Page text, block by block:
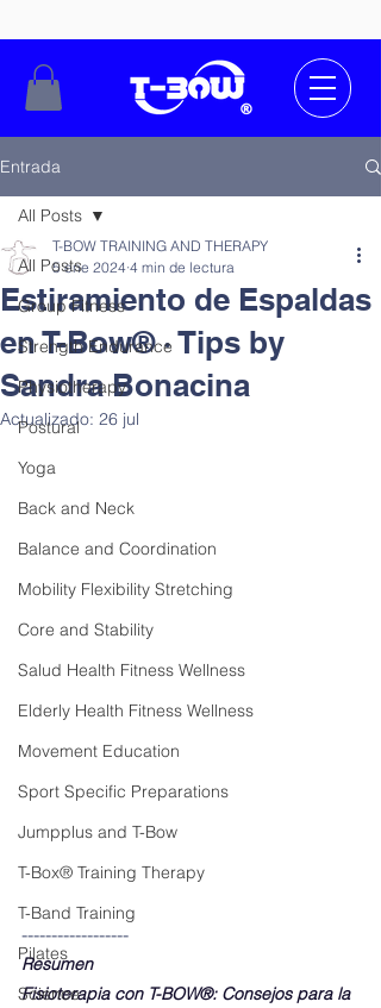
Entrada
All Posts
Group Fitness
Strength Endurance
Physiotherapy
Postural
Yoga
Back and Neck
Balance and Coordination
Mobility Flexibility Stretching
Core and Stability
Salud Health Fitness Wellness
Elderly Health Fitness Wellness
Movement Education
Sport Specific Preparations
Jumpplus and T-Bow
T-Box® Training Therapy
T-Band Training
Pilates
Science
All Posts
Estiramiento de Espaldas
en T-Bow® · Tips by
Sandra Bonacina
T-BOW TRAINING AND THERAPY
5 ene 2024 4 min de lectura
Actualizado: 26 jul
------------------
Resumen
Fisioterapia con T-BOW®: Consejos para la